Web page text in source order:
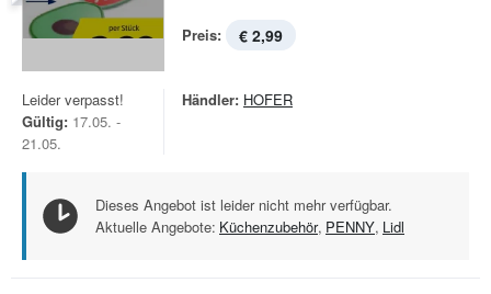
Preis: € 2,99
Leider verpasst!
Gültig: 17.05. -
21.05.
Händler: HOFER
Dieses Angebot ist leider nicht mehr verfügbar.
Aktuelle Angebote: Küchenzubehör, PENNY, Lidl